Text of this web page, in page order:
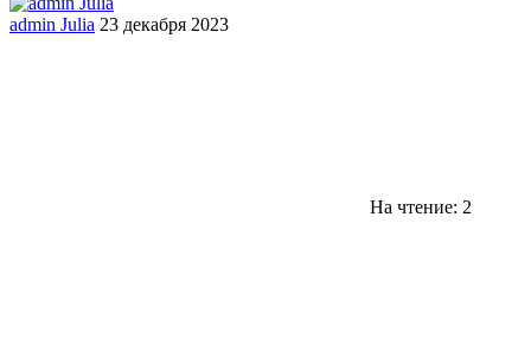
admin Julia 23 декабря 2023
На чтение: 2